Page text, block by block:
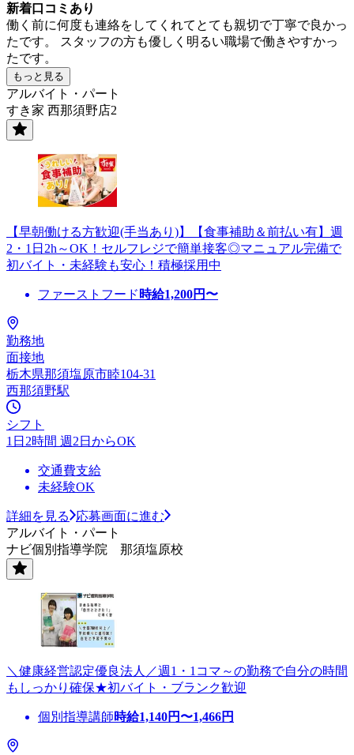
新着口コミあり
働く前に何度も連絡をしてくれてとても親切で丁寧で良かっ
たです。 スタッフの方も優しく明るい職場で働きやすかっ
たです。
もっと見る
アルバイト・パート
すき家 西那須野店2
【早朝働ける方歓迎(手当あり)】【食事補助＆前払い有】週
2・1日2h～OK！セルフレジで簡単接客◎マニュアル完備で
初バイト・未経験も安心！積極採用中
ファーストフード 時給1,200円〜
勤務地
面接地
栃木県那須塩原市睦104-31
西那須野駅
シフト
1日2時間 週2日からOK
交通費支給
未経験OK
詳細を見る
応募画面に進む
アルバイト・パート
ナビ個別指導学院 那須塩原校
＼健康経営認定優良法人／週1・1コマ～の勤務で自分の時間
もしっかり確保★初バイト・ブランク歓迎
個別指導講師時給1,140円〜1,466円